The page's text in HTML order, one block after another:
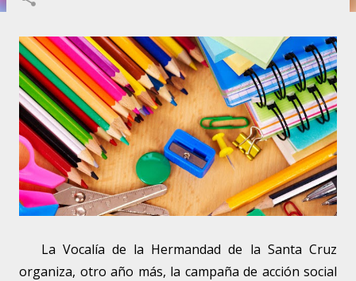
La Vocalía de la Hermandad de la Santa Cruz
organiza, otro año más, la campaña de acción social